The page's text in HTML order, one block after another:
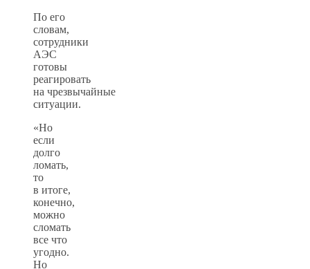
По его
словам,
сотрудники
АЭС
готовы
реагировать
на чрезвычайные
ситуации.
«Но
если
долго
ломать,
то
в итоге,
конечно,
можно
сломать
все что
угодно.
Но